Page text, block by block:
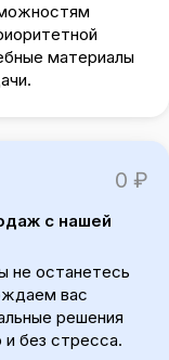
материалы
0 ₽
с нашей
не останетесь
вас
решения
без стресса.